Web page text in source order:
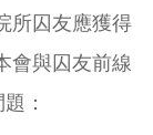
所囚友應獲得
會與囚友前線
：